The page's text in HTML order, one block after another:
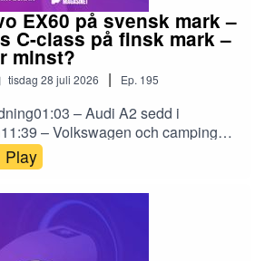
EX60 på svensk mark –
C-class på finsk mark –
minst?
tisdag 28 juli 2026 | Ep. 195
– Audi A2 sedd i
– Volkswagen och campinge-
kan det vara?15:34 – 2026 året
elbilar som framtiden20:12 –
begagnatbil hos Carla24:39 –
på svensk mark36:47 –
Mercedes C-klass på el i Finland
Play